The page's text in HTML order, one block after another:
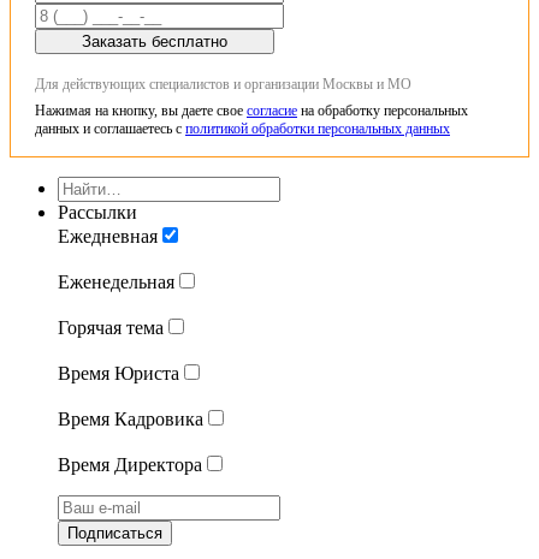
Заказать бесплатно
Для действующих специалистов и организации Москвы и МО
Нажимая на кнопку, вы даете свое согласие на обработку персональных
данных и соглашаетесь с политикой обработки персональных данных
Рассылки
Ежедневная
Еженедельная
Горячая тема
Время Юриста
Время Кадровика
Время Директора
Подписаться